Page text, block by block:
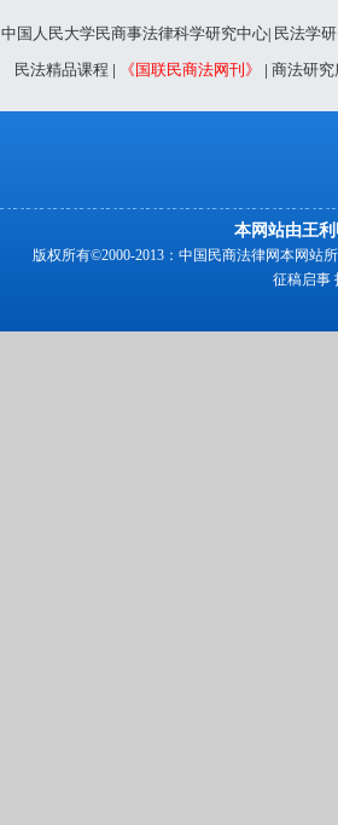
中国人民大学民商事法律科学研究中心| 民法学
民法精品课程 | 《国联民商法网刊》 | 商法研究
本网站由王
版权所有©2000-2013：中国民商法律网本网站
征稿启事